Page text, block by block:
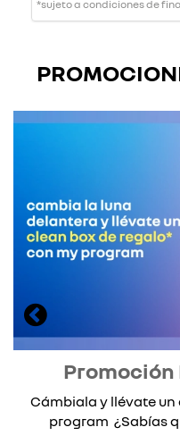
*sujeto a condiciones de
Cámbiala y llévate
program ¿Sabías